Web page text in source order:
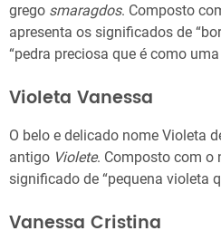
grego smaragdos. Composto
apresenta os significados de
“pedra preciosa que é como
Violeta Vanessa
O belo e delicado nome Violeta
antigo Violete. Composto com o
significado de “pequena violeta
Vanessa Cristina